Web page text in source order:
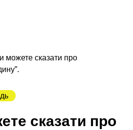
можете сказати про
сказати про